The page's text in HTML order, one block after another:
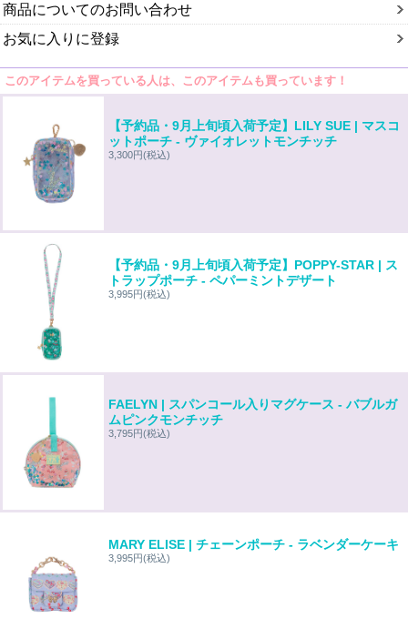
商品についてのお問い合わせ
お気に入りに登録
このアイテムを買っている人は、このアイテムも買っています！
【予約品・9月上旬頃入荷予定】LILY SUE | マスコ
ットポーチ - ヴァイオレットモンチッチ
3,300円(税込)
【予約品・9月上旬頃入荷予定】POPPY-STAR | ス
トラップポーチ - ペパーミントデザート
3,995円(税込)
FAELYN | スパンコール入りマグケース - バブルガ
ムピンクモンチッチ
3,795円(税込)
MARY ELISE | チェーンポーチ - ラベンダーケーキ
3,995円(税込)